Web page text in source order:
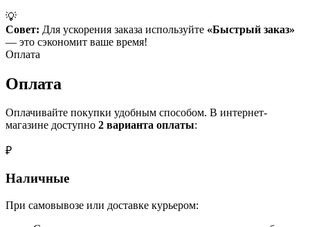
💡
Совет: Для ускорения заказа используйте «Быстрый заказ»
— это сэкономит ваше время!
Оплата
Оплата
Оплачивайте покупки удобным способом. В интернет-
магазине доступно 2 варианта оплаты:
₽
Наличные
При самовывозе или доставке курьером: